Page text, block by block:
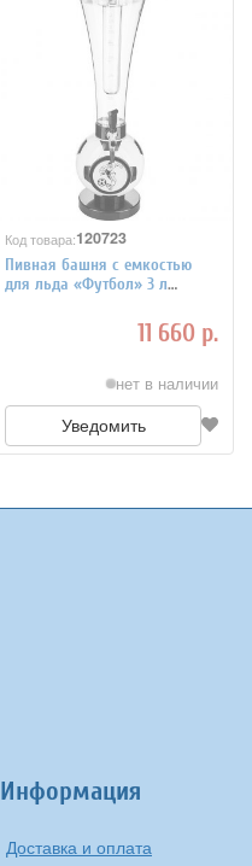
Код товара:120723
Пивная башня с емкостью
для льда «Футбол» 3 л
11 660 р.
нет в наличии
Уведомить
Информация
Доставка и оплата